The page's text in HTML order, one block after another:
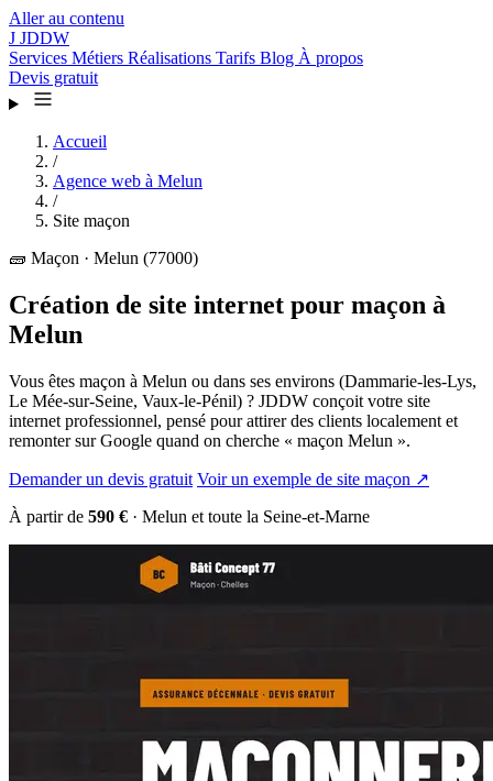
Aller au contenu
J JDDW
Services Métiers Réalisations Tarifs Blog À propos
Devis gratuit
Accueil
/
Agence web à Melun
/
Site maçon
🧱 Maçon · Melun (77000)
Création de site internet pour maçon à
Melun
Vous êtes maçon à Melun ou dans ses environs (Dammarie-les-Lys,
Le Mée-sur-Seine, Vaux-le-Pénil) ? JDDW conçoit votre site
internet professionnel, pensé pour attirer des clients localement et
remonter sur Google quand on cherche « maçon Melun ».
Demander un devis gratuit Voir un exemple de site maçon ↗
À partir de 590 € · Melun et toute la Seine-et-Marne